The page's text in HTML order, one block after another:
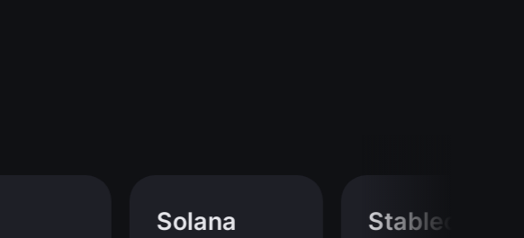
Solana
Stablecoin